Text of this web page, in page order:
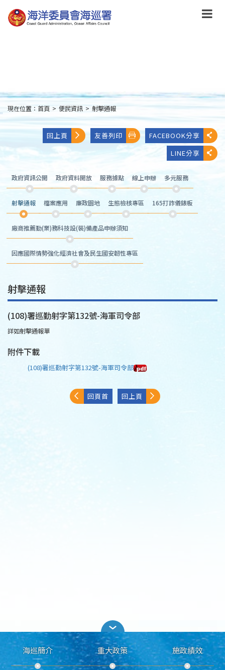
到
主
:::
現在位置： 首頁 > 便民資訊 > 射擊通報
回上頁 友善列印
FACEBOOK分享
LINE分享
政府資訊公開 政府資料開放 服務據點 線上申辦 多元服務
射擊通報 檔案應用 廉政園地 生態檢核專區 165打詐儀錶板
廠商推薦勤(業)務科技設(裝)備產品申辦須知
因應國際情勢強化經濟社會及民生國安韌性專區
射擊通報
(108)署巡勤射字第132號-海軍司令部
詳如射擊通報單
附件下載
(108)署巡勤射字第132號-海軍司令部
回頁首 回上頁
海巡簡介 重大政策 施政績效